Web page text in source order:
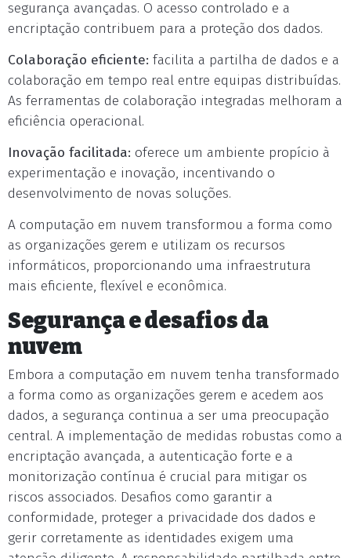
segurança avançadas. O acesso controlado e a
encriptação contribuem para a proteção dos dados.
Colaboração eficiente: facilita a partilha de dados e a
colaboração em tempo real entre equipas distribuídas.
As ferramentas de colaboração integradas melhoram a
eficiência operacional.
Inovação facilitada: oferece um ambiente propício à
experimentação e inovação, incentivando o
desenvolvimento de novas soluções.
A computação em nuvem transformou a forma como
as organizações gerem e utilizam os recursos
informáticos, proporcionando uma infraestrutura
mais eficiente, flexível e econômica.
Segurança e desafios da
nuvem
Embora a computação em nuvem tenha transformado
a forma como as organizações gerem e acedem aos
dados, a segurança continua a ser uma preocupação
central. A implementação de medidas robustas como a
encriptação avançada, a autenticação forte e a
monitorização contínua é crucial para mitigar os
riscos associados. Desafios como garantir a
conformidade, proteger a privacidade dos dados e
gerir corretamente as identidades exigem uma